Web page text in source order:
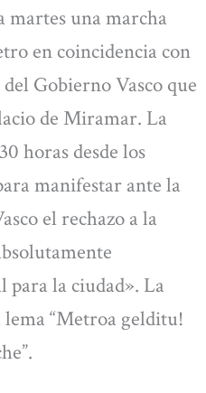
martes una marcha
en coincidencia con
Gobierno Vasco que
de Miramar. La
horas desde los
manifestar ante la
el rechazo a la
para la ciudad». La
“Metroa gelditu!